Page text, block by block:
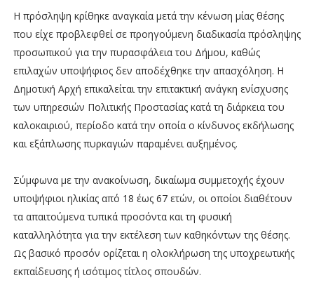
Η πρόσληψη κρίθηκε αναγκαία μετά την κένωση μίας θέσης
που είχε προβλεφθεί σε προηγούμενη διαδικασία πρόσληψης
προσωπικού για την πυρασφάλεια του Δήμου, καθώς
επιλαχών υποψήφιος δεν αποδέχθηκε την απασχόληση. Η
Δημοτική Αρχή επικαλείται την επιτακτική ανάγκη ενίσχυσης
των υπηρεσιών Πολιτικής Προστασίας κατά τη διάρκεια του
καλοκαιριού, περίοδο κατά την οποία ο κίνδυνος εκδήλωσης
και εξάπλωσης πυρκαγιών παραμένει αυξημένος.
Σύμφωνα με την ανακοίνωση, δικαίωμα συμμετοχής έχουν
υποψήφιοι ηλικίας από 18 έως 67 ετών, οι οποίοι διαθέτουν
τα απαιτούμενα τυπικά προσόντα και τη φυσική
καταλληλότητα για την εκτέλεση των καθηκόντων της θέσης.
Ως βασικό προσόν ορίζεται η ολοκλήρωση της υποχρεωτικής
εκπαίδευσης ή ισότιμος τίτλος σπουδών.